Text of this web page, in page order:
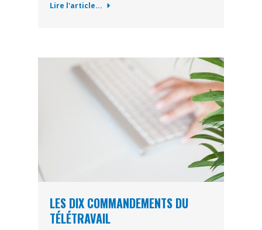
Lire l'article...
LES DIX COMMANDEMENTS DU
TÉLÉTRAVAIL